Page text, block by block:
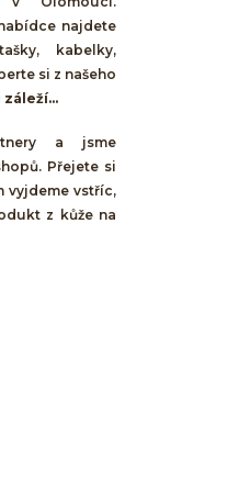
najdete
kabelky,
si z našeho
a jsme
Přejete si
vyjdeme vstříc,
z kůže na